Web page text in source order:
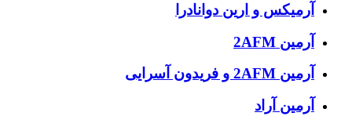
آرمیکس و ارین دوانادرا
آرمین 2AFM
آرمین 2AFM و فریدون آسرایی
آرمین آراد